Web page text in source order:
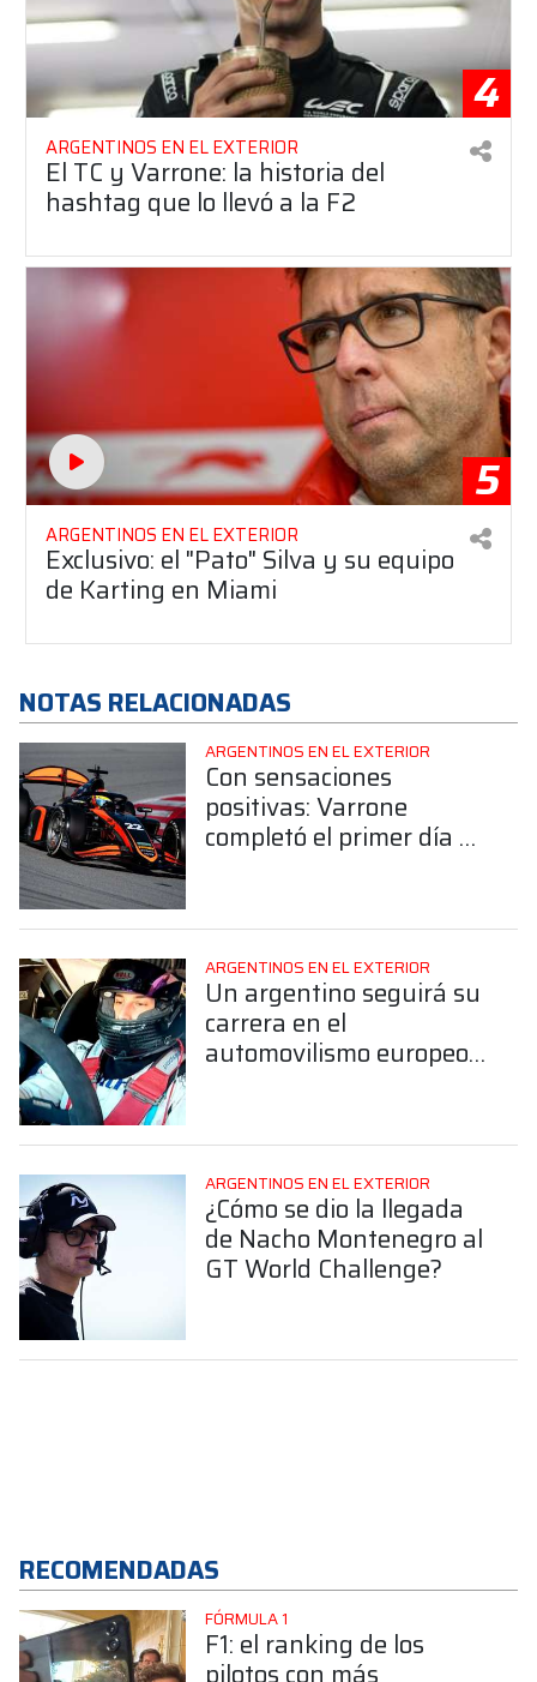
4
ARGENTINOS EN EL EXTERIOR
El TC y Varrone: la historia del
hashtag que lo llevó a la F2
5
ARGENTINOS EN EL EXTERIOR
Exclusivo: el "Pato" Silva y su equipo
de Karting en Miami
NOTAS RELACIONADAS
ARGENTINOS EN EL EXTERIOR
Con sensaciones
positivas: Varrone
completó el primer día de
ARGENTINOS EN EL EXTERIOR
Un argentino seguirá su
carrera en el
automovilismo europeo
ARGENTINOS EN EL EXTERIOR
¿Cómo se dio la llegada
de Nacho Montenegro al
GT World Challenge?
RECOMENDADAS
FÓRMULA 1
F1: el ranking de los